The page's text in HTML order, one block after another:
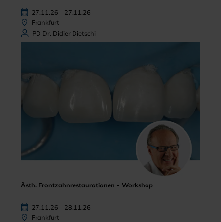
27.11.26 - 27.11.26
Frankfurt
PD Dr. Didier Dietschi
Ästh. Frontzahnrestaurationen - Workshop
27.11.26 - 28.11.26
Frankfurt